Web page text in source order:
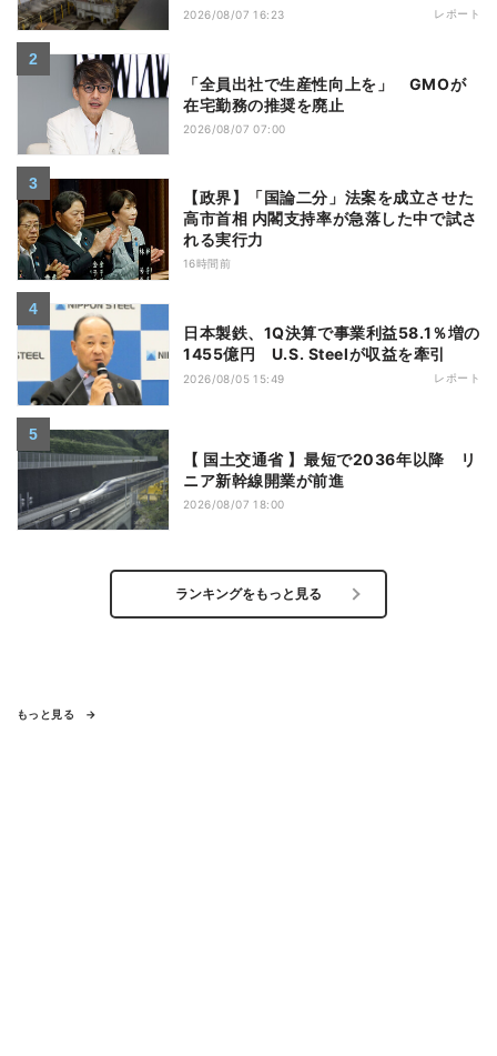
2026/08/07 16:23 レポート
「全員出社で生産性向上を」 GMOが
在宅勤務の推奨を廃止
2026/08/07 07:00
【政界】「国論二分」法案を成立させた
高市首相 内閣支持率が急落した中で試さ
れる実行力
16時間前
日本製鉄、1Q決算で事業利益58.1％増の
1455億円 U.S. Steelが収益を牽引
2026/08/05 15:49 レポート
【 国土交通省 】最短で2036年以降 リ
ニア新幹線開業が前進
2026/08/07 18:00
ランキングをもっと見る
もっと見る